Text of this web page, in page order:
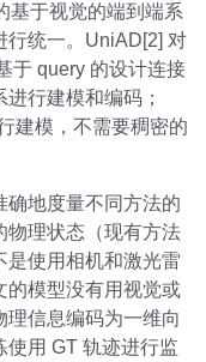
基于视觉的端到端系
行统一。UniAD[2] 对
于 query 的设计连接
行建模和编码；
建模，不需要稠密的
确地度量不同方法的
物理状态（现有方法
是使用相机和激光雷
的模型没有用视觉或
信息编码为一维向
使用 GT 轨迹进行监